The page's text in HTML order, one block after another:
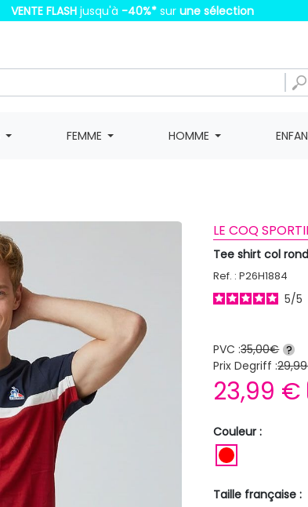
VENTE FLASH jusqu'à -40%* sur une sélection
FEMME HOMME
LE COQ
Tee shirt col
Ref. : P26H1884
5/5
PVC :35,00€ ?
Prix Degriff :
23,99 €
Couleur :
Taille française :